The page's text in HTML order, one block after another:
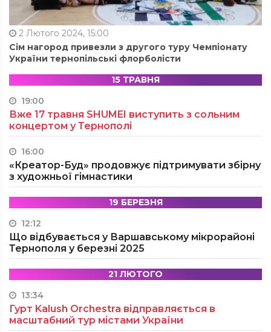
2 Лютого 2024, 15:00
Сім нагород привезли з другого туру Чемпіонату
України тернопільські флорболісти
15 ТРАВНЯ
19:00
Вже 17 травня SHUMEI виступить з сольним
концертом у Тернополі
16:00
«Креатор-Буд» продовжує підтримувати збірну
з художньої гімнастики
19 БЕРЕЗНЯ
12:12
Що відбувається у Варшавському мікрорайоні
Тернополя у березні 2025
21 ЛЮТОГО
13:34
Гурт Kalush Orchestra відправляється в
масштабний тур містами України